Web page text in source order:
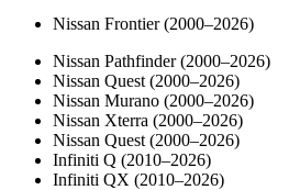
Nissan Frontier (2000–2026)
Nissan Pathfinder (2000–2026)
Nissan Quest (2000–2026)
Nissan Murano (2000–2026)
Nissan Xterra (2000–2026)
Nissan Quest (2000–2026)
Infiniti Q (2010–2026)
Infiniti QX (2010–2026)